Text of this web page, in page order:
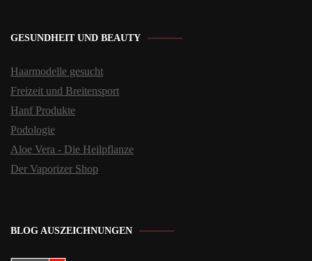
GESUNDHEIT UND BEAUTY
Haarmodelle gesucht
Freizeit und Breitensport
Hanf Produkte
Podologie
Aloe Vera - Die Heilpflanze
Der Vaporizer Shop
BLOG AUSZEICHNUNGEN